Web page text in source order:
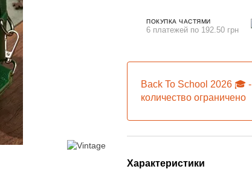
ПОКУПКА ЧАСТЯМИ
6 платежей по 192.50 грн
Back To School 2026 🎓 -
количество ограничено
Характеристики